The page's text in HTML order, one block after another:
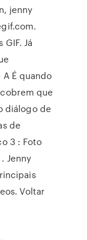
jenny
Já
É quando
que
diálogo de
de
3 : Foto
Jenny
Voltar